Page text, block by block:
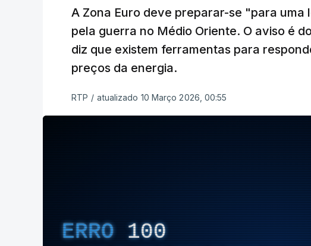
A Zona Euro deve preparar-se "para
pela guerra no Médio Oriente. O aviso é
diz que existem ferramentas para
preços da energia.
RTP / atualizado 10 Março 2026, 00:55
ERRO 100